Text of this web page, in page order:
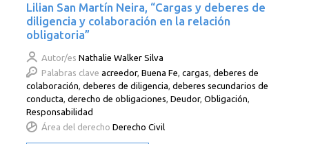
Lilian San Martín Neira, “Cargas y deberes de
diligencia y colaboración en la relación
obligatoria”
Autor/es Nathalie Walker Silva
Palabras clave acreedor,Buena Fe,cargas,deberes de
colaboración,deberes de diligencia,deberes secundarios de
conducta,derecho de obligaciones,Deudor,Obligación,
Responsabilidad
Área del derecho Derecho Civil